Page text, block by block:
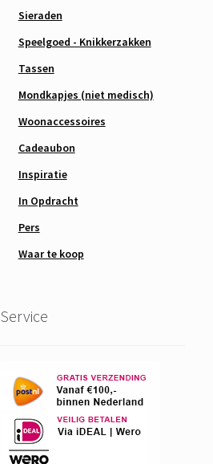
Sieraden
Speelgoed - Knikkerzakken
Tassen
Mondkapjes (niet medisch)
Woonaccessoires
Cadeaubon
Inspiratie
In Opdracht
Pers
Waar te koop
Service